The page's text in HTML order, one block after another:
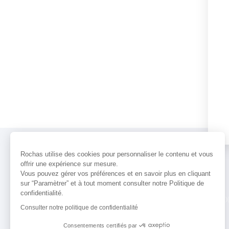
Rochas utilise des cookies pour personnaliser le contenu et vous
offrir une expérience sur mesure.
Vous pouvez gérer vos préférences et en savoir plus en cliquant
sur “Paramètrer” et à tout moment consulter notre Politique de
confidentialité.
Consulter notre politique de confidentialité
Consentements certifiés par